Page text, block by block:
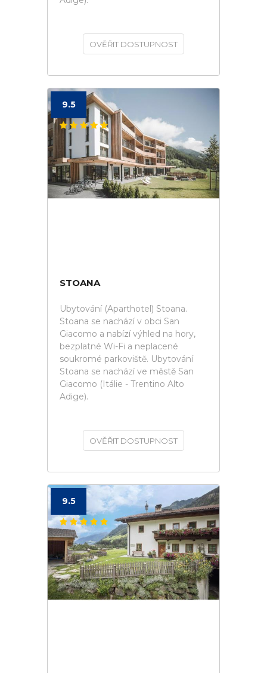
OVĚŘIT DOSTUPNOST
9.5
STOANA
Ubytování (Aparthotel) Stoana.
Stoana se nachází v obci San
Giacomo a nabízí výhled na hory,
bezplatné Wi-Fi a neplacené
soukromé parkoviště. Ubytování
Stoana se nachází ve městě San
Giacomo (Itálie - Trentino Alto
Adige).
OVĚŘIT DOSTUPNOST
9.5